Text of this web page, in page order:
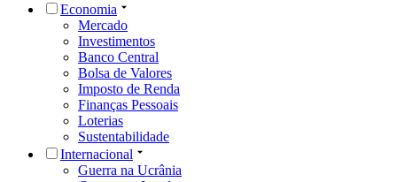
Economia
Mercado
Investimentos
Banco Central
Bolsa de Valores
Imposto de Renda
Finanças Pessoais
Loterias
Sustentabilidade
Internacional
Guerra na Ucrânia